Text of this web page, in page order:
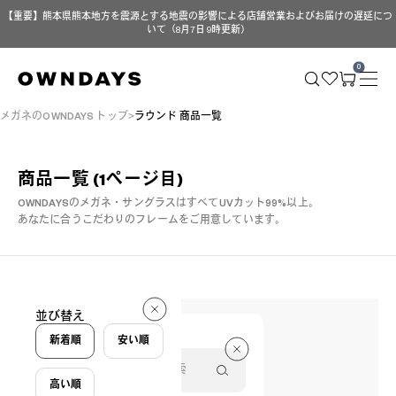
【重要】熊本県熊本地方を震源とする地震の影響による店舗営業およびお届けの遅延につ
いて（8月7日 9時更新）
0
メガネのOWNDAYS トップ ラウンド 商品一覧
商品一覧(1ページ目)
OWNDAYSのメガネ・サングラスはすべてUVカット99%以上。
あなたに合うこだわりのフレームをご用意しています。
10 件
並び替え
新着順 安い順
高い順